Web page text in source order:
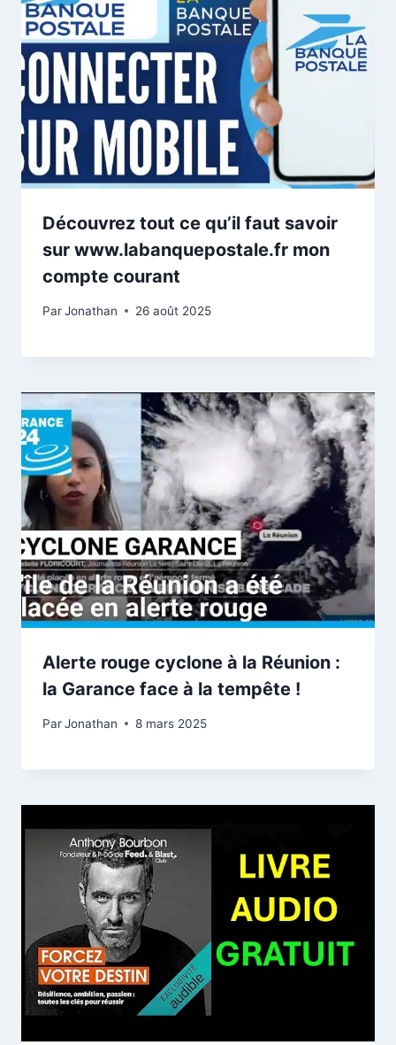
Découvrez tout ce qu’il faut savoir
sur www.labanquepostale.fr mon
compte courant
ParJonathan 26 août 2025
Alerte rouge cyclone à la Réunion :
la Garance face à la tempête !
ParJonathan 8 mars 2025